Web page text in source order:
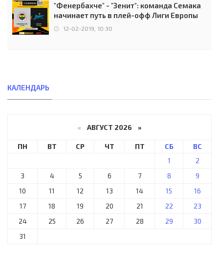
"Фенербахче" - "Зенит": команда Семака
начинает путь в плей-офф Лиги Европы
12-02-2019, 10:30
КАЛЕНДАРЬ
« АВГУСТ 2026 »
ПН ВТ СР ЧТ ПТ СБ
ВС
1
2
3
4 5 6 7 8
9
10
11 12 13 14 15
16
17
18 19 20 21 22
23
24
25 26 27 28 29
30
31